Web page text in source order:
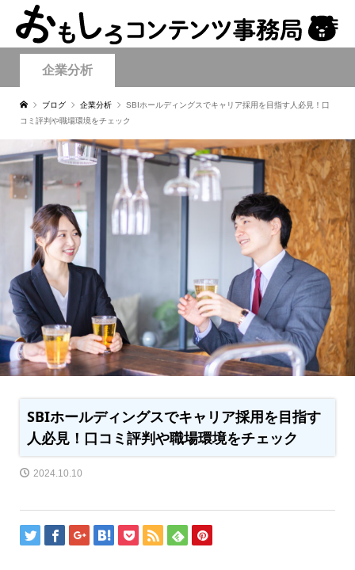
企業分析
ブログ 企業分析
SBIホールディングスでキャリア採用を目指す人必見！口
コミ評判や職場環境をチェック
SBIホールディングスでキャリア採用を目指す
人必見！口コミ評判や職場環境をチェック
2024.10.10